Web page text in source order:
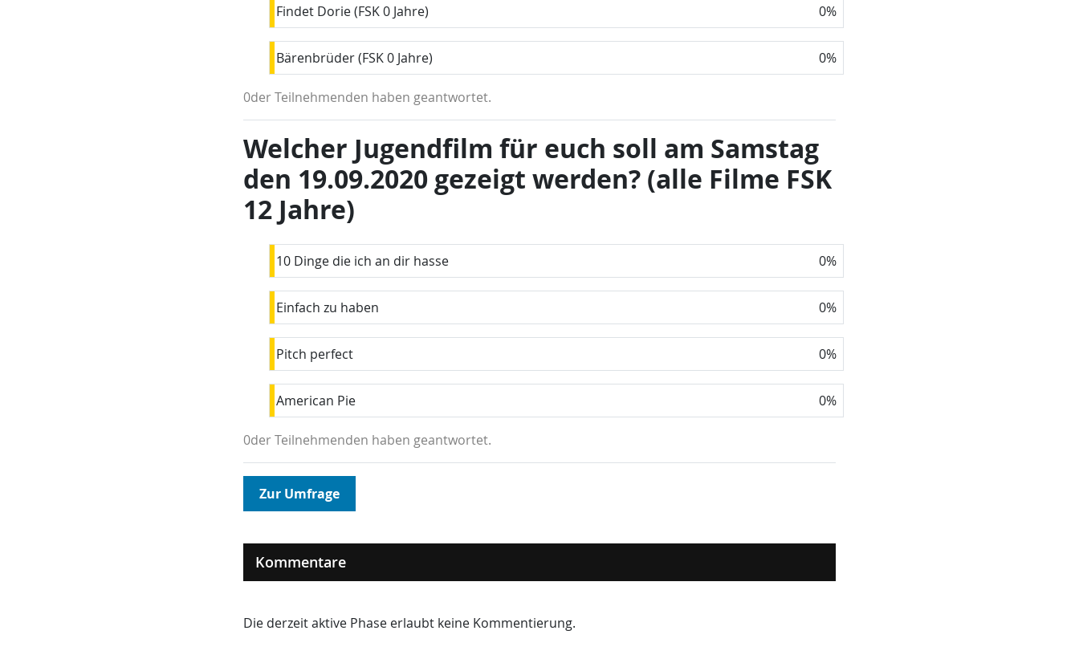
0%
Findet Dorie (FSK 0 Jahre)
0%
Bärenbrüder (FSK 0 Jahre)
0der Teilnehmenden haben geantwortet.
Welcher Jugendfilm für euch soll am Samstag
den 19.09.2020 gezeigt werden? (alle Filme FSK
12 Jahre)
0%
10 Dinge die ich an dir hasse
0%
Einfach zu haben
0%
Pitch perfect
0%
American Pie
0der Teilnehmenden haben geantwortet.
Zur Umfrage
Kommentare
Die derzeit aktive Phase erlaubt keine Kommentierung.